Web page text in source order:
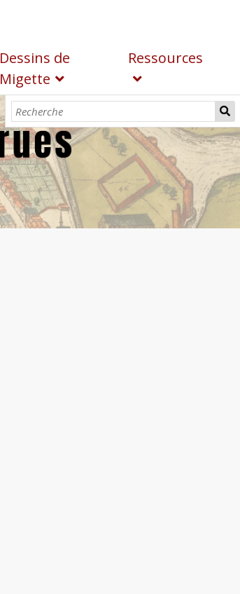
Dessins de
Migette
Ressources